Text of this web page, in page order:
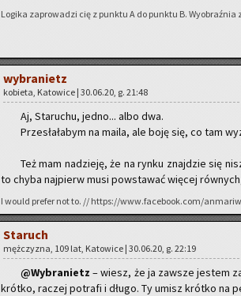
Lo­gi­ka za­pro­wa­dzi cię z punk­tu A do punk­tu B. Wy­obraź­nia
wy­bra­nietz
ko­bie­ta, Ka­to­wi­ce | 30.06.20, g. 21:48
Aj, Sta­ru­chu, jedno... albo dwa.
Prze­sła­ła­bym na maila, ale boję się, co tam
Też mam na­dzie­ję, że na rynku znaj­dzie się
to chyba naj­pierw musi po­wsta­wać wię­cej
I would pre­fer not to. // https://www.facebook.com/
Sta­ruch
męż­czy­zna, 109 lat, Ka­to­wi­ce | 30.06.20, g. 22:19
@Wy­bra­nietz – wiesz, że ja za­wsze je­stem
krót­ko, ra­czej po­tra­fi i długo. Ty umisz krót­ko na